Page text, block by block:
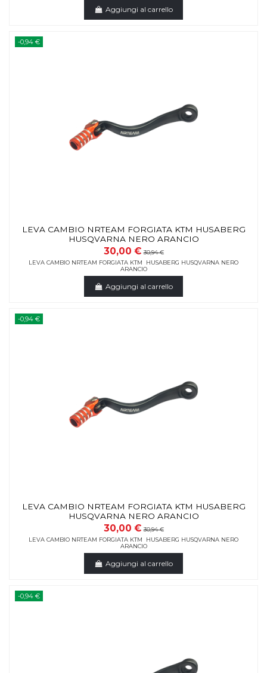
Aggiungi al carrello
-0,94 €
LEVA CAMBIO NRTEAM FORGIATA KTM HUSABERG
HUSQVARNA NERO ARANCIO
30,00 €30,94 €
LEVA CAMBIO NRTEAM FORGIATA KTM HUSABERG HUSQVARNA NERO
ARANCIO
Aggiungi al carrello
-0,94 €
LEVA CAMBIO NRTEAM FORGIATA KTM HUSABERG
HUSQVARNA NERO ARANCIO
30,00 €30,94 €
LEVA CAMBIO NRTEAM FORGIATA KTM HUSABERG HUSQVARNA NERO
ARANCIO
Aggiungi al carrello
-0,94 €